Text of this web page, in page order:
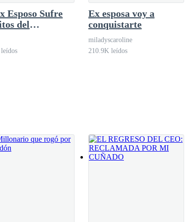
Esposo Sufre
del
Ex esposa voy a
conquistarte
miladyscaroline
210.9K leídos